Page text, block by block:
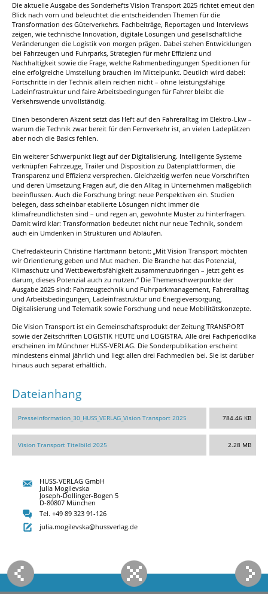
HUSS-VERLAG GmbH
Julia Mogilevska
Joseph-Dollinger-Bogen 5
D-80807 München
Tel. +49 89 323 91-126
julia.mogilevska@hussverlag.de
Die aktuelle Ausgabe des Sonderhefts Vision Transport 2025 richtet erneut den
Blick nach vorn und beleuchtet die entscheidenden Themen für die
Transformation des Güterverkehrs. Fachbeiträge, Reportagen und Interviews
zeigen, wie technische Innovation, digitale Lösungen und gesellschaftliche
Veränderungen die Logistik von morgen prägen. Dabei stehen Entwicklungen
bei Fahrzeugen und Fuhrparks, Strategien für mehr Effizienz und
Nachhaltigkeit sowie die Frage, welche Rahmenbedingungen Speditionen für
eine erfolgreiche Umstellung brauchen im Mittelpunkt. Deutlich wird dabei:
Fortschritte in der Technik allein reichen nicht – ohne leistungsfähige
Ladeinfrastruktur und faire Arbeitsbedingungen für Fahrer bleibt die
Verkehrswende unvollständig.
Einen besonderen Akzent setzt das Heft auf den Fahreralltag im Elektro-Lkw –
warum die Technik zwar bereit für den Fernverkehr ist, an vielen Ladeplätzen
aber noch die Basics fehlen.
Ein weiterer Schwerpunkt liegt auf der Digitalisierung. Intelligente Systeme
verknüpfen Fahrzeuge, Trailer und Disposition zu Datenplattformen, die
Transparenz und Effizienz versprechen. Gleichzeitig werfen neue Vorschriften
und deren Umsetzung Fragen auf, die den Alltag in Unternehmen maßgeblich
beeinflussen. Auch die Forschung bringt neue Perspektiven ein. Studien
belegen, dass scheinbar etablierte Lösungen nicht immer die
klimafreundlichsten sind – und regen an, gewohnte Muster zu hinterfragen.
Damit wird klar: Transformation bedeutet nicht nur neue Technik, sondern
auch ein Umdenken in Strukturen und Abläufen.
Chefredakteurin Christine Harttmann betont: „Mit Vision Transport möchten
wir Orientierung geben und Mut machen. Die Branche hat das Potenzial,
Klimaschutz und Wettbewerbsfähigkeit zusammenzubringen – jetzt geht es
darum, dieses Potenzial auch zu nutzen.“ Die Themenschwerpunkte der
Ausgabe 2025 sind: Fahrzeugtechnik und Fuhrparkmanagement, Fahreralltag
und Arbeitsbedingungen, Ladeinfrastruktur und Energieversorgung,
Digitalisierung und Telematik sowie Forschung und neue Mobilitätskonzepte.
Die Vision Transport ist ein Gemeinschaftsprodukt der Zeitung TRANSPORT
sowie der Zeitschriften LOGISTIK HEUTE und LOGISTRA. Alle drei Fachperiodika
erscheinen im Münchner HUSS-VERLAG. Die Sonderpublikation erscheint
mindestens einmal jährlich und liegt allen drei Fachmedien bei. Sie ist darüber
hinaus auch separat erhältlich.
Dateianhang
Presseinformation_30_HUSS_VERLAG_Vision Transport 2025 784.46 KB
Vision Transport Titelbild 2025 2.28 MB